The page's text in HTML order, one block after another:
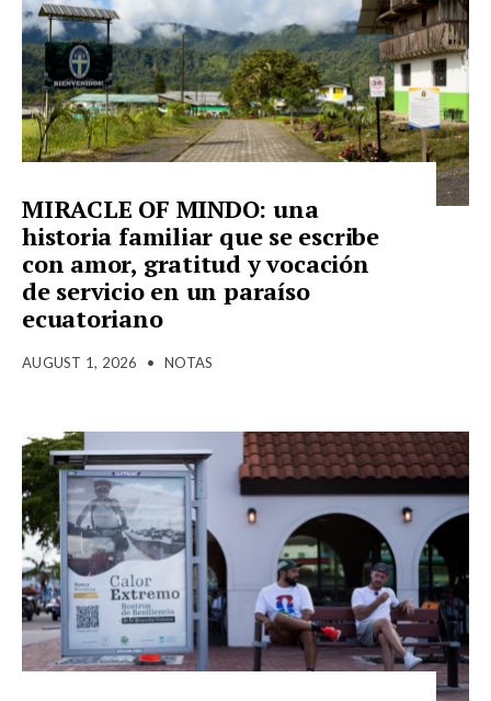
MIRACLE OF MINDO: una
historia familiar que se escribe
con amor, gratitud y vocación
de servicio en un paraíso
ecuatoriano
AUGUST 1, 2026 • NOTAS